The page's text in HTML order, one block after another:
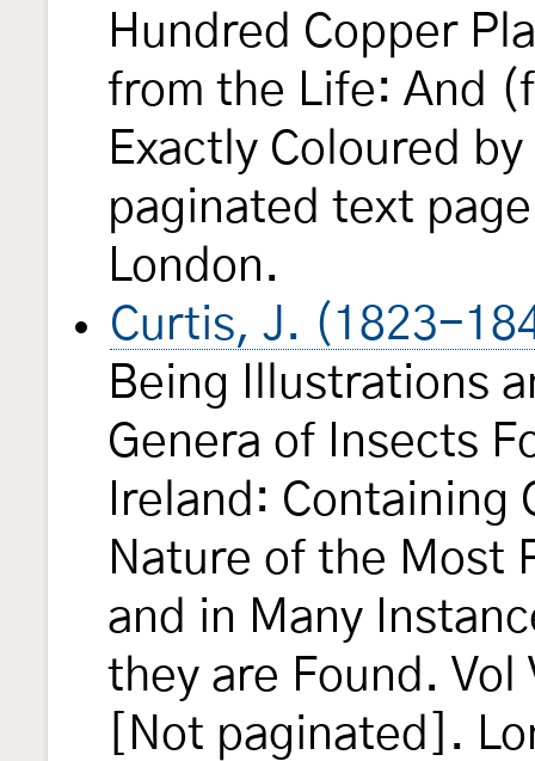
Hundred Copper
from the Life: And
Exactly Coloured
paginated text
London.
Curtis, J. (1823-
Being Illustrations
Genera of Insects
Ireland: Containing
Nature of the Most
and in Many
they are Found.
[Not paginated].